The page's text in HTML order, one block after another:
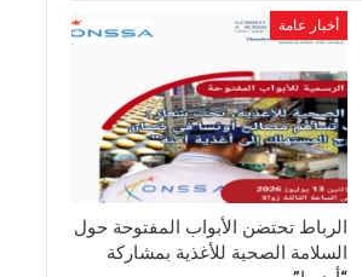
أخبار عامة
الرباط تحتضن الأبواب المفتوحة حول
السلامة الصحية للأغذية بمشاركة